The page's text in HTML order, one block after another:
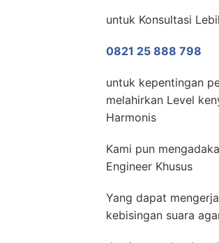
untuk Konsultasi
0821 25 888 798
untuk kepentingan
melahirkan Level
Harmonis
Kami pun
Engineer Khusus
Yang dapat
kebisingan suara